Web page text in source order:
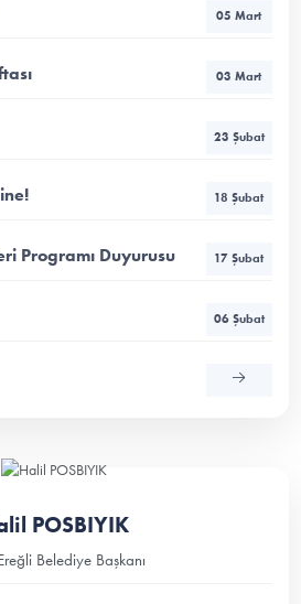
05 Mart
03 Mart
23 Şubat
18 Şubat
Programı Duyurusu 17 Şubat
06 Şubat
POSBIYIK
Belediye Başkanı